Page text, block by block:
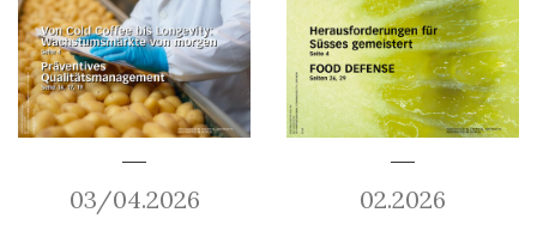
03/04.2026 02.2026